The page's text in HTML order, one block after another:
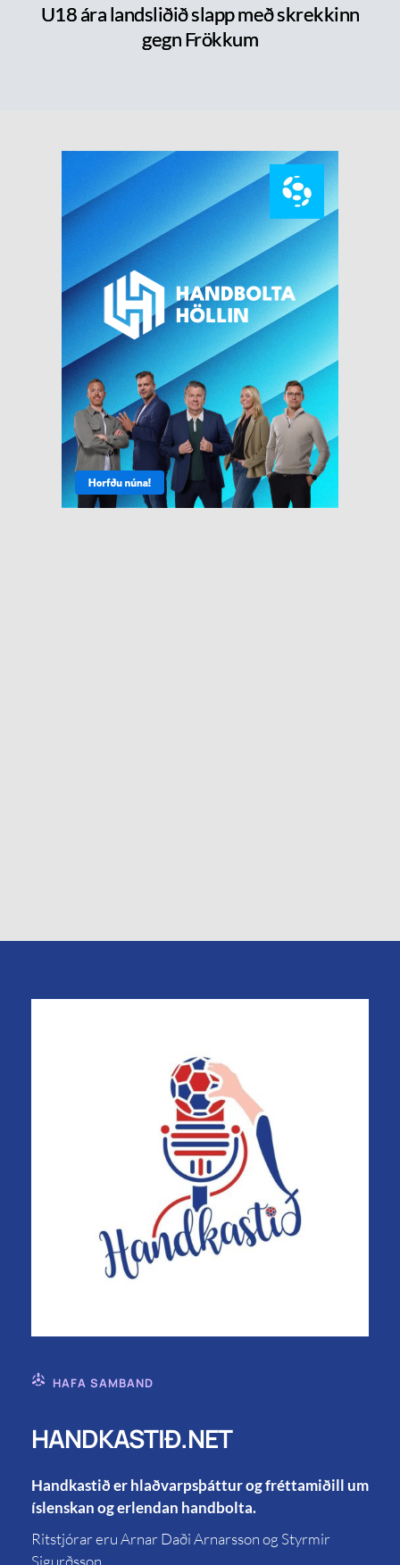
U18 ára landsliðið slapp með skrekkinn
gegn Frökkum
HAFA SAMBAND
HANDKASTIÐ.NET
Handkastið er hlaðvarpsþáttur og fréttamiðill um
íslenskan og erlendan handbolta.
Ritstjórar eru Arnar Daði Arnarsson og Styrmir
Sigurðsson.